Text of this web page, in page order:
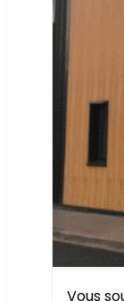
Vous